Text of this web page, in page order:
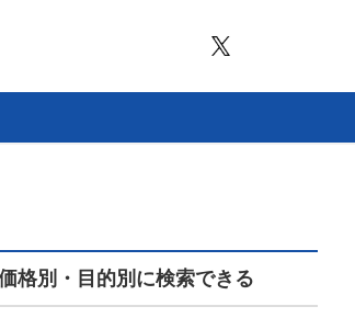
格別・目的別に検索できる